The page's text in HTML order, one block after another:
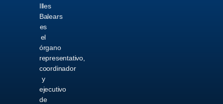
Illes
Balears
es
el
órgano
representativo,
coordinador
y
ejecutivo
de